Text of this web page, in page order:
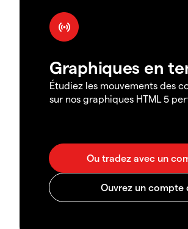
Graphiques en
Étudiez les mouvements des
sur nos graphiques HTML 5